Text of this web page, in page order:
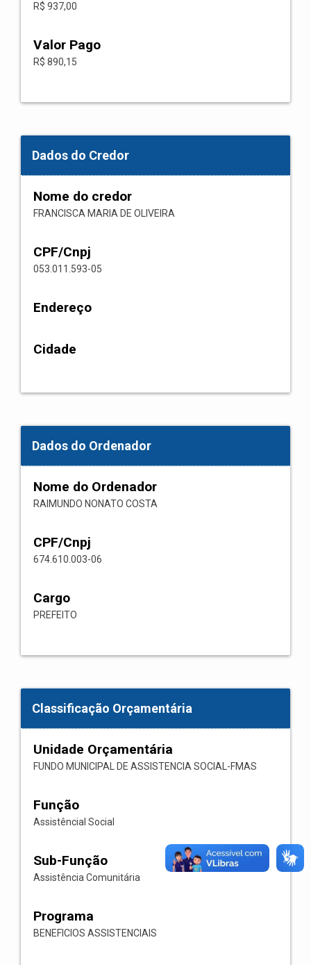
R$ 937,00
Valor Pago
R$ 890,15
Dados do Credor
Nome do credor
FRANCISCA MARIA DE OLIVEIRA
CPF/Cnpj
053.011.593-05
Endereço
Cidade
Dados do Ordenador
Nome do Ordenador
RAIMUNDO NONATO COSTA
CPF/Cnpj
674.610.003-06
Cargo
PREFEITO
Classificação Orçamentária
Unidade Orçamentária
FUNDO MUNICIPAL DE ASSISTENCIA SOCIAL-FMAS
Função
Assistêncial Social
Sub-Função
Assistência Comunitária
Programa
BENEFICIOS ASSISTENCIAIS